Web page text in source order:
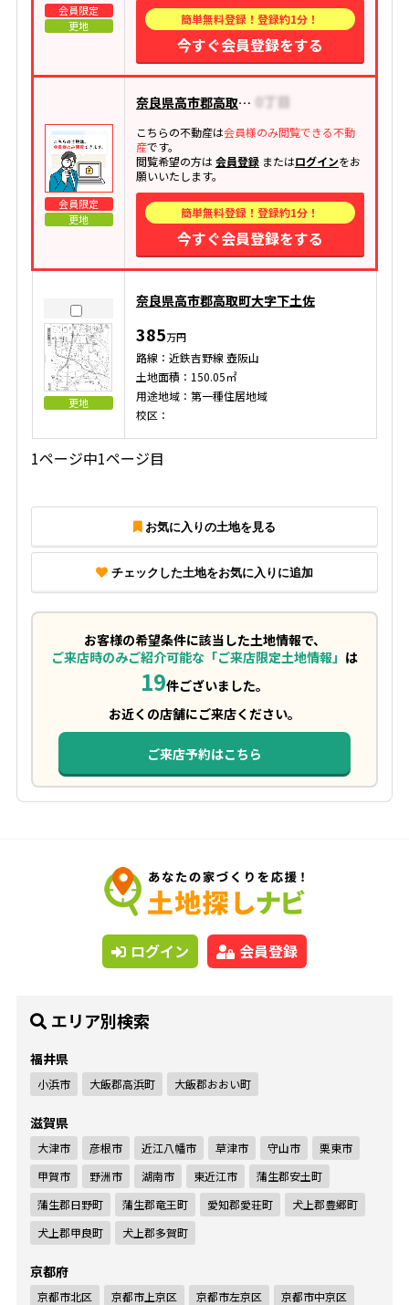
会員限定
更地
簡単無料登録！登録約1分！
今すぐ会員登録をする
会員限定
更地
奈良県高市郡高取町大字清水谷
こちらの不動産は会員様のみ閲覧できる不動
産です。
閲覧希望の方は会員登録またはログインをお
願いいたします。
簡単無料登録！登録約1分！
今すぐ会員登録をする
更地
奈良県高市郡高取町大字下土佐
385万円
路線：近鉄吉野線 壺阪山
土地面積：150.05㎡
用途地域：第一種住居地域
校区：
1ページ中1ページ目
お気に入りの土地を見る
チェックした土地をお気に入りに追加
お客様の希望条件に該当した土地情報で、
ご来店時のみご紹介可能な「ご来店限定土地情報」 は
19件ございました。
お近くの店舗にご来店ください。
ご来店予約はこちら
ログイン 会員登録
エリア別検索
福井県
小浜市 大飯郡高浜町 大飯郡おおい町
滋賀県
大津市 彦根市 近江八幡市 草津市 守山市
栗東市
甲賀市
野洲市 湖南市 東近江市
蒲生郡安土町
蒲生郡日野町
蒲生郡竜王町 愛知郡愛荘町
犬上郡豊郷町
犬上郡甲良町
犬上郡多賀町
京都府
京都市北区 京都市上京区 京都市左京区
京都市中京区